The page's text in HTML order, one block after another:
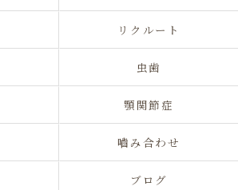
リクルート
虫歯
顎関節症
嚙み合わせ
ブログ